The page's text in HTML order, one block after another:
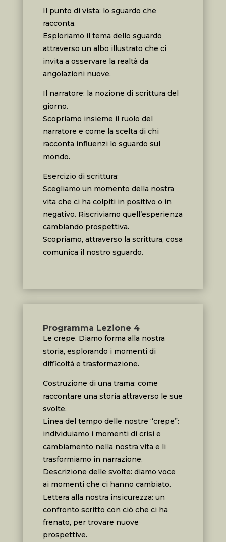
Il punto di vista: lo sguardo che
racconta.
Esploriamo il tema dello sguardo
attraverso un albo illustrato che ci
invita a osservare la realtà da
angolazioni nuove.
Il narratore: la nozione di scrittura del
giorno.
Scopriamo insieme il ruolo del
narratore e come la scelta di chi
racconta influenzi lo sguardo sul
mondo.
Esercizio di scrittura:
Scegliamo un momento della nostra
vita che ci ha colpiti in positivo o in
negativo. Riscriviamo quell’esperienza
cambiando prospettiva.
Scopriamo, attraverso la scrittura, cosa
comunica il nostro sguardo.
Programma Lezione 4
Le crepe. Diamo forma alla nostra
storia, esplorando i momenti di
difficoltà e trasformazione.
Costruzione di una trama: come
raccontare una storia attraverso le sue
svolte.
Linea del tempo delle nostre “crepe”:
individuiamo i momenti di crisi e
cambiamento nella nostra vita e li
trasformiamo in narrazione.
Descrizione delle svolte: diamo voce
ai momenti che ci hanno cambiato.
Lettera alla nostra insicurezza: un
confronto scritto con ciò che ci ha
frenato, per trovare nuove
prospettive.